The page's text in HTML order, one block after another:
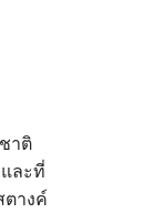
าติ
ละที่
ตางค์